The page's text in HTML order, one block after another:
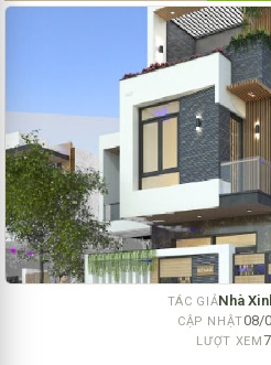
TÁC GIẢNhà
CẬP NHẬT08/
LƯỢT XEM